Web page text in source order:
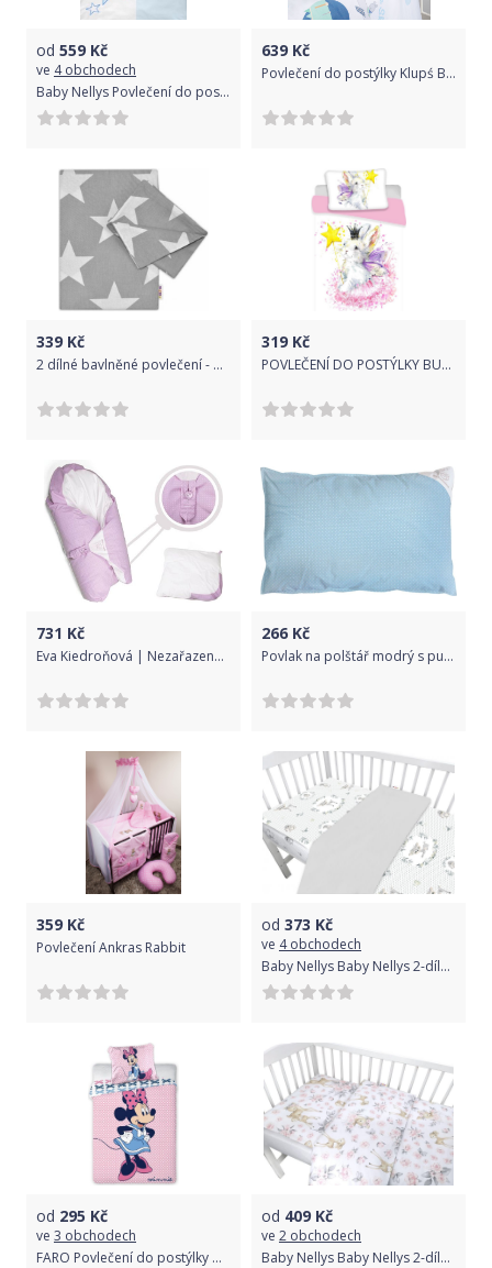
od 559 Kč
ve 4 obchodech
Baby Nellys Povlečení do postýlky Love Dreams - - modré
639 Kč
Povlečení do postýlky Klupś Balónky K095 2-dílné
339 Kč
2 dílné bavlněné povlečení - BIG STAR - šedé, Velikost povlečení 120x90
319 Kč
POVLEČENÍ DO POSTÝLKY BUNNY BABY
731 Kč
Eva Kiedroňová | Nezařazeno | Povlak růžový s puntíky na zavinovačku Dráček | Růžová |
266 Kč
Povlak na polštář modrý s puntíky - 60x40cm
359 Kč
Povlečení Ankras Rabbit
od 373 Kč
ve 4 obchodech
Baby Nellys Baby Nellys 2-dílné bavlněné povlečení, Koloušek - šedý, 135 x 100
od 295 Kč
ve 3 obchodech
FARO Povlečení do postýlky Minnie mašličky Bavlna 100/135, 40/60 cm
od 409 Kč
ve 2 obchodech
Baby Nellys Baby Nellys 2-dílné bavlněné povlečení, Srnka a růže - růžová, 135x100 cm